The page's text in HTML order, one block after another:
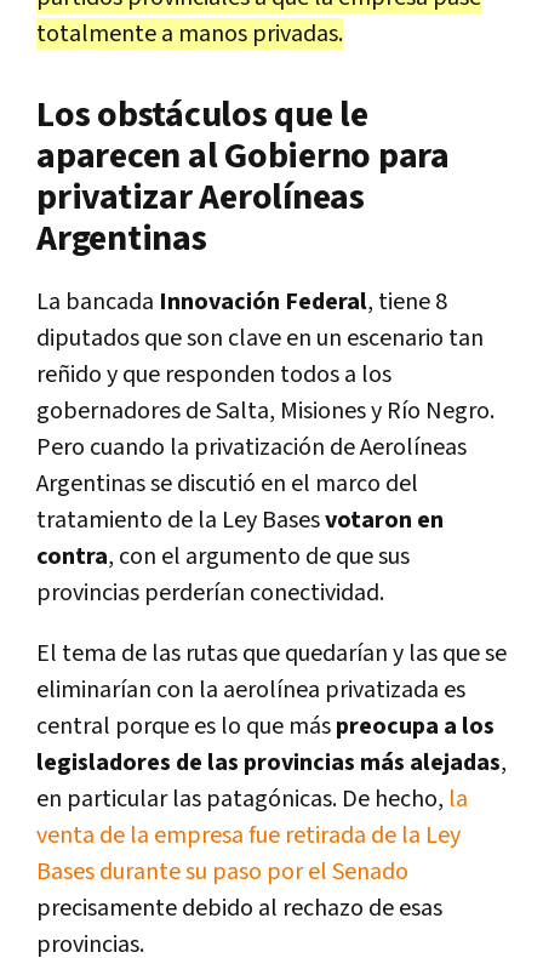
totalmente a manos privadas.
Los obstáculos que le
aparecen al Gobierno para
privatizar Aerolíneas
Argentinas
La bancada Innovación Federal, tiene 8
diputados que son clave en un escenario tan
reñido y que responden todos a los
gobernadores de Salta, Misiones y Río Negro.
Pero cuando la privatización de Aerolíneas
Argentinas se discutió en el marco del
tratamiento de la Ley Basesvotaron en
contra, con el argumento de que sus
provincias perderían conectividad.
El tema de las rutas que quedarían y las que se
eliminarían con la aerolínea privatizada es
central porque es lo que máspreocupa a los
legisladores de las provincias más alejadas,
en particular las patagónicas. De hecho, la
venta de la empresa fue retirada de la Ley
Bases durante su paso por el Senado
precisamente debido al rechazo de esas
provincias.